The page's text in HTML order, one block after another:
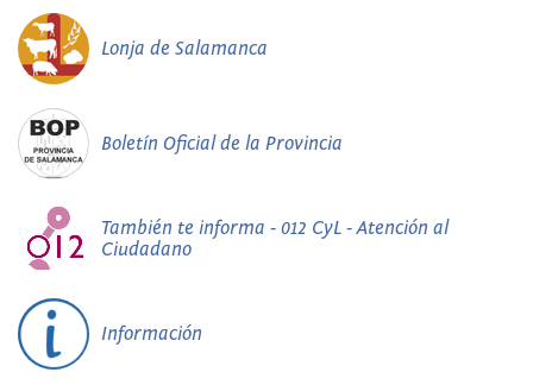
Lonja de Salamanca
Boletín Oficial de la Provincia
También te informa - 012 CyL - Atención al
Ciudadano
Información